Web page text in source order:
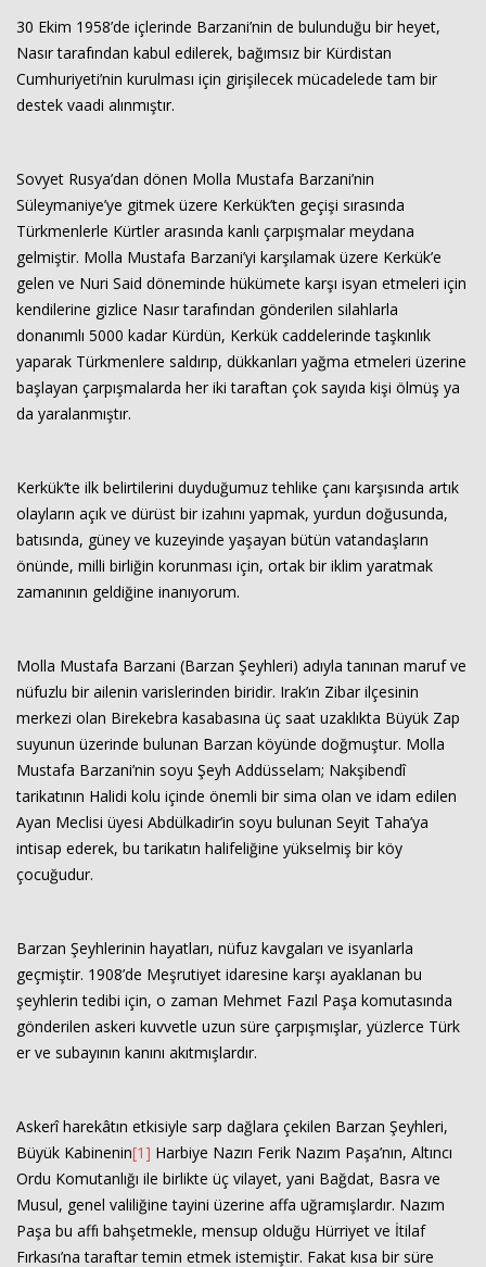
30 Ekim 1958’de içlerinde Barzani’nin de bulunduğu bir heyet,
Nasır tarafından kabul edilerek, bağımsız bir Kürdistan
Cumhuriyeti’nin kurulması için girişilecek mücadelede tam bir
destek vaadi alınmıştır.
Sovyet Rusya’dan dönen Molla Mustafa Barzani’nin
Süleymaniye’ye gitmek üzere Kerkük’ten geçişi sırasında
Türkmenlerle Kürtler arasında kanlı çarpışmalar meydana
gelmiştir. Molla Mustafa Barzani’yi karşılamak üzere Kerkük’e
gelen ve Nuri Said döneminde hükümete karşı isyan etmeleri için
kendilerine gizlice Nasır tarafından gönderilen silahlarla
donanımlı 5000 kadar Kürdün, Kerkük caddelerinde taşkınlık
yaparak Türkmenlere saldırıp, dükkanları yağma etmeleri üzerine
başlayan çarpışmalarda her iki taraftan çok sayıda kişi ölmüş ya
da yaralanmıştır.
Kerkük’te ilk belirtilerini duyduğumuz tehlike çanı karşısında artık
olayların açık ve dürüst bir izahını yapmak, yurdun doğusunda,
batısında, güney ve kuzeyinde yaşayan bütün vatandaşların
önünde, milli birliğin korunması için, ortak bir iklim yaratmak
zamanının geldiğine inanıyorum.
Molla Mustafa Barzani (Barzan Şeyhleri) adıyla tanınan maruf ve
nüfuzlu bir ailenin varislerinden biridir. Irak’ın Zibar ilçesinin
merkezi olan Birekebra kasabasına üç saat uzaklıkta Büyük Zap
suyunun üzerinde bulunan Barzan köyünde doğmuştur. Molla
Mustafa Barzani’nin soyu Şeyh Addüsselam; Nakşibendî
tarikatının Halidi kolu içinde önemli bir sima olan ve idam edilen
Ayan Meclisi üyesi Abdülkadir’in soyu bulunan Seyit Taha’ya
intisap ederek, bu tarikatın halifeliğine yükselmiş bir köy
çocuğudur.
Barzan Şeyhlerinin hayatları, nüfuz kavgaları ve isyanlarla
geçmiştir. 1908’de Meşrutiyet idaresine karşı ayaklanan bu
şeyhlerin tedibi için, o zaman Mehmet Fazıl Paşa komutasında
gönderilen askeri kuvvetle uzun süre çarpışmışlar, yüzlerce Türk
er ve subayının kanını akıtmışlardır.
Askerî harekâtın etkisiyle sarp dağlara çekilen Barzan Şeyhleri,
Büyük Kabinenin[1] Harbiye Nazırı Ferik Nazım Paşa’nın, Altıncı
Ordu Komutanlığı ile birlikte üç vilayet, yani Bağdat, Basra ve
Musul, genel valiliğine tayini üzerine affa uğramışlardır. Nazım
Paşa bu affı bahşetmekle, mensup olduğu Hürriyet ve İtilaf
Fırkası’na taraftar temin etmek istemiştir. Fakat kısa bir süre
Haberin Doğru Adresi.